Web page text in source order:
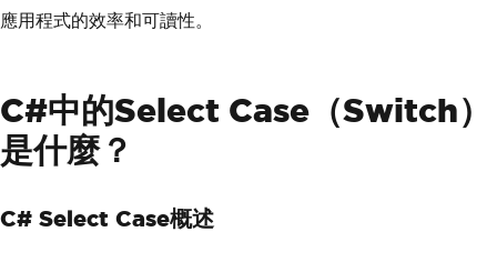
應用程式的效率和可讀性。
C#中的Select Case（Switch）
是什麼？
C# Select Case概述